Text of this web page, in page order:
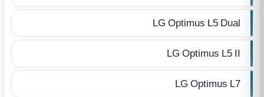
LG Optimus L5 Dual
LG Optimus L5 II
LG Optimus L7